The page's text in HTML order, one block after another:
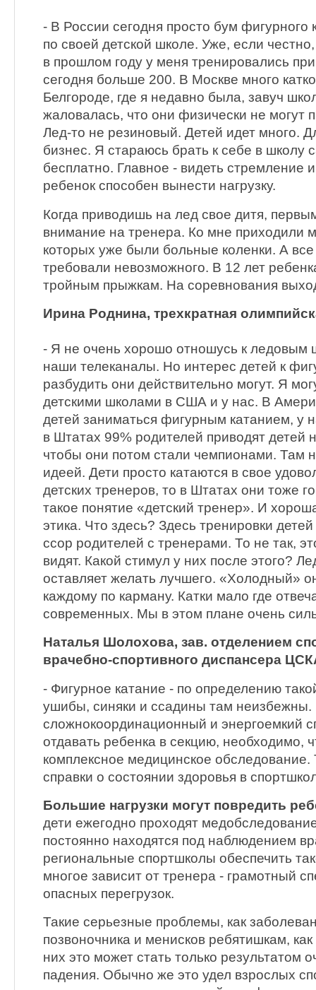
- В России сегодня просто бум фигурного
по своей детской школе. Уже, если
в прошлом году у меня тренировались
сегодня больше 200. В Москве много
Белгороде, где я недавно была, завуч
жаловалась, что они физически не могут
Лед-то не резиновый. Детей идет много.
бизнес. Я стараюсь брать к себе в школу
бесплатно. Главное - видеть стремление и
ребенок способен вынести нагрузку.
Когда приводишь на лед свое дитя,
внимание на тренера. Ко мне приходили
которых уже были больные коленки. А все
требовали невозможного. В 12 лет
тройным прыжкам. На соревнования
Ирина Роднина, трехкратная
- Я не очень хорошо отношусь к ледовым
наши телеканалы. Но интерес детей к
разбудить они действительно могут. Я
детскими школами в США и у нас. В
детей заниматься фигурным катанием, у
в Штатах 99% родителей приводят детей
чтобы они потом стали чемпионами. Там
идеей. Дети просто катаются в свое
детских тренеров, то в Штатах они тоже
такое понятие «детский тренер». И
этика. Что здесь? Здесь тренировки
ссор родителей с тренерами. То не так,
видят. Какой стимул у них после этого?
оставляет желать лучшего. «Холодный»
каждому по карману. Катки мало где
современных. Мы в этом плане очень
Наталья Шолохова, зав. отделением
врачебно-спортивного диспансера
- Фигурное катание - по определению
ушибы, синяки и ссадины там неизбежны.
сложнокоординационный и энергоемкий
отдавать ребенка в секцию, необходимо,
комплексное медицинское обследование.
справки о состоянии здоровья в
Большие нагрузки могут повредить
дети ежегодно проходят
постоянно находятся под наблюдением
региональные спортшколы обеспечить
многое зависит от тренера - грамотный
опасных перегрузок.
Такие серьезные проблемы, как
позвоночника и менисков ребятишкам,
них это может стать только результатом
падения. Обычно же это удел взрослых